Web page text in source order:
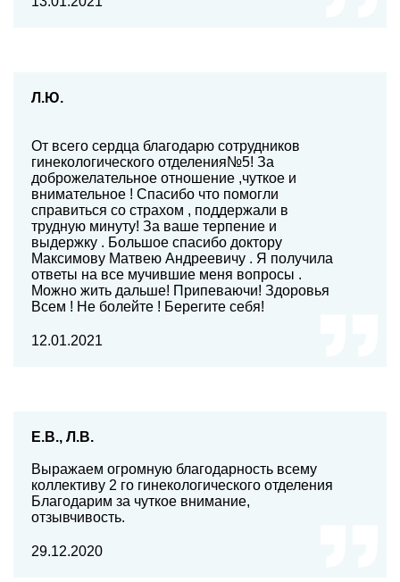
Л.Ю.
От всего сердца благодарю сотрудников
гинекологического отделения№5! За
доброжелательное отношение ,чуткое и
внимательное ! Спасибо что помогли
справиться со страхом , поддержали в
трудную минуту! За ваше терпение и
выдержку . Большое спасибо доктору
Максимову Матвею Андреевичу . Я получила
ответы на все мучившие меня вопросы .
Можно жить дальше! Припеваючи! Здоровья
Всем ! Не болейте ! Берегите себя!
12.01.2021
Е.В., Л.В.
Выражаем огромную благодарность всему
коллективу 2 го гинекологического отделения
Благодарим за чуткое внимание,
отзывчивость.
29.12.2020